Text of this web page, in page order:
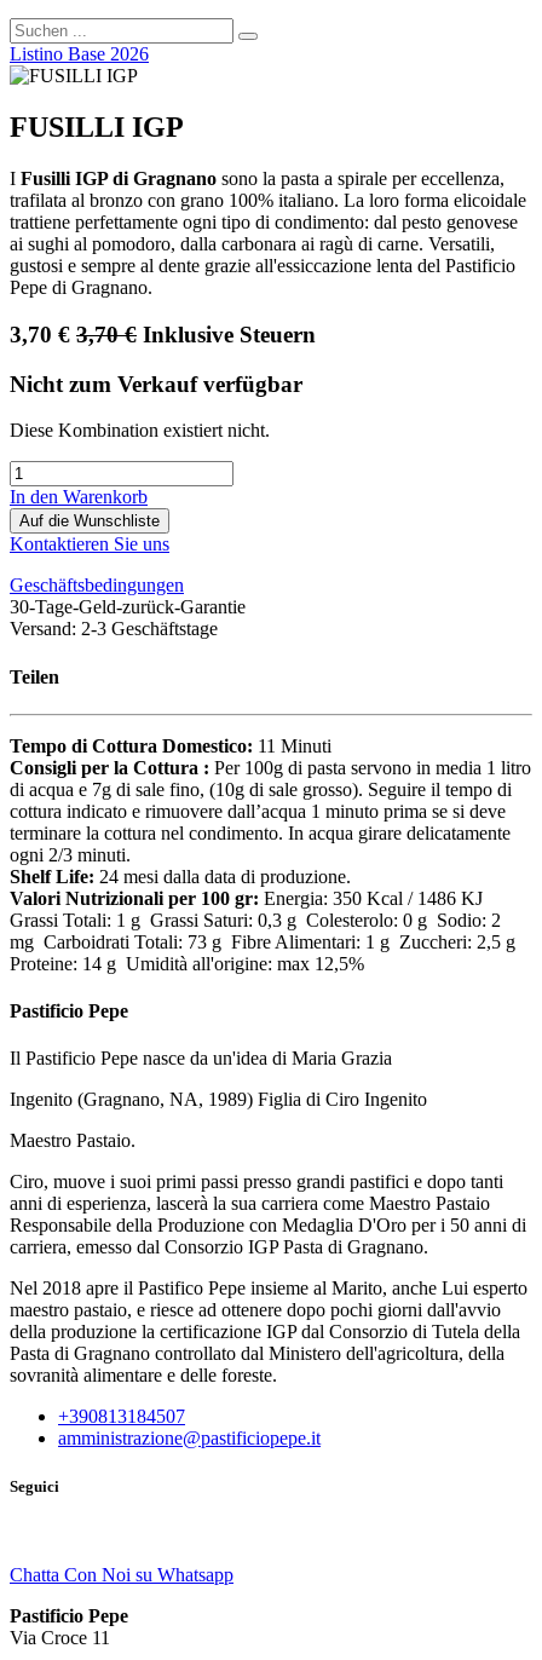
Listino Base 2026
FUSILLI IGP
I Fusilli IGP di Gragnano sono la pasta a spirale per eccellenza,
trafilata al bronzo con grano 100% italiano. La loro forma elicoidale
trattiene perfettamente ogni tipo di condimento: dal pesto genovese
ai sughi al pomodoro, dalla carbonara ai ragù di carne. Versatili,
gustosi e sempre al dente grazie all'essiccazione lenta del Pastificio
Pepe di Gragnano.
3,70 € 3,70€ Inklusive Steuern
Nicht zum Verkauf verfügbar
Diese Kombination existiert nicht.
In den Warenkorb
Auf die Wunschliste
Kontaktieren Sie uns
Geschäftsbedingungen
30-Tage-Geld-zurück-Garantie
Versand: 2-3 Geschäftstage
Teilen
Tempo di Cottura Domestico: 11 Minuti
Consigli per la Cottura : Per 100g di pasta servono in media 1 litro
di acqua e 7g di sale fino, (10g di sale grosso). Seguire il tempo di
cottura indicato e rimuovere dall’acqua 1 minuto prima se si deve
terminare la cottura nel condimento. In acqua girare delicatamente
ogni 2/3 minuti.
Shelf Life: 24 mesi dalla data di produzione.
Valori Nutrizionali per 100 gr: Energia: 350 Kcal / 1486 KJ
Grassi Totali: 1 g Grassi Saturi: 0,3 g Colesterolo: 0 g Sodio: 2
mg Carboidrati Totali: 73 g Fibre Alimentari: 1 g Zuccheri: 2,5 g
Proteine: 14 g Umidità all'origine: max 12,5%
Pastificio Pepe
Il Pastificio Pepe nasce da un'idea di Maria Grazia
Ingenito (Gragnano, NA, 1989) Figlia di Ciro Ingenito
Maestro Pastaio.
Ciro, muove i suoi primi passi presso grandi pastifici e dopo tanti
anni di esperienza, lascerà la sua carriera come Maestro Pastaio
Responsabile della Produzione con Medaglia D'Oro per i 50 anni di
carriera, emesso dal Consorzio IGP Pasta di Gragnano.
Nel 2018 apre il Pastifico Pepe insieme al Marito, anche Lui esperto
maestro pastaio, e riesce ad ottenere dopo pochi giorni dall'avvio
della produzione la certificazione IGP dal Consorzio di Tutela della
Pasta di Gragnano controllato dal Ministero dell'agricoltura, della
sovranità alimentare e delle foreste.
+390813184507
amministrazione@pastificiopepe.it
Seguici
Chatta Con Noi su Whatsapp
Pastificio Pepe
Via Croce 11